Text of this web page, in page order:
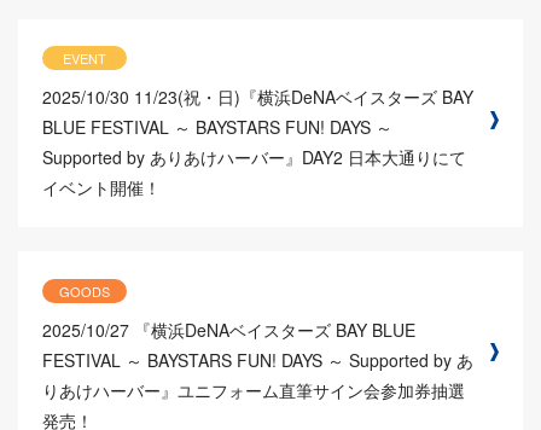
EVENT
2025/10/30 11/23(祝・日)『横浜DeNAベイスターズ BAY
BLUE FESTIVAL ～ BAYSTARS FUN! DAYS ～
Supported by ありあけハーバー』DAY2 日本大通りにて
イベント開催！
GOODS
2025/10/27 『横浜DeNAベイスターズ BAY BLUE
FESTIVAL ～ BAYSTARS FUN! DAYS ～ Supported by あ
りあけハーバー』ユニフォーム直筆サイン会参加券抽選
発売！